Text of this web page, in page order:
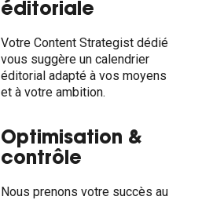
éditoriale
Votre Content Strategist dédié
vous suggère un calendrier
éditorial adapté à vos moyens
et à votre ambition.
Optimisation &
contrôle
Nous prenons votre succès au